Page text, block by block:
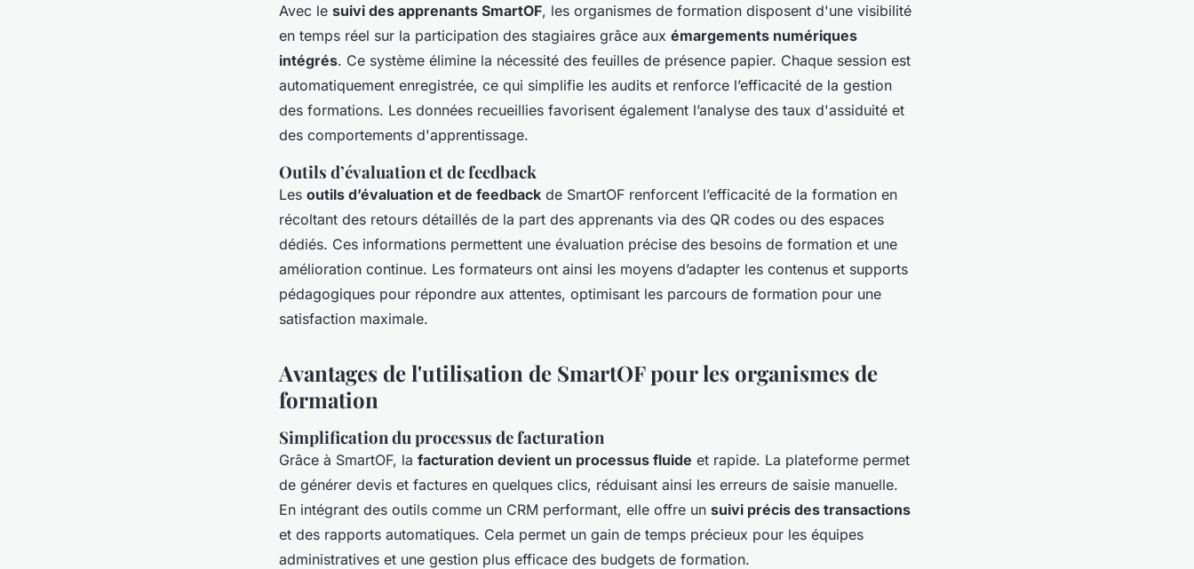
Avec le suivi des apprenants SmartOF, les organismes de formation disposent d'une visibilité
en temps réel sur la participation des stagiaires grâce aux émargements numériques
intégrés. Ce système élimine la nécessité des feuilles de présence papier. Chaque session est
automatiquement enregistrée, ce qui simplifie les audits et renforce l’efficacité de la gestion
des formations. Les données recueillies favorisent également l’analyse des taux d'assiduité et
des comportements d'apprentissage.
Outils d’évaluation et de feedback
Les outils d’évaluation et de feedback de SmartOF renforcent l’efficacité de la formation en
récoltant des retours détaillés de la part des apprenants via des QR codes ou des espaces
dédiés. Ces informations permettent une évaluation précise des besoins de formation et une
amélioration continue. Les formateurs ont ainsi les moyens d’adapter les contenus et supports
pédagogiques pour répondre aux attentes, optimisant les parcours de formation pour une
satisfaction maximale.
Avantages de l'utilisation de SmartOF pour les organismes de
formation
Simplification du processus de facturation
Grâce à SmartOF, la facturation devient un processus fluide et rapide. La plateforme permet
de générer devis et factures en quelques clics, réduisant ainsi les erreurs de saisie manuelle.
En intégrant des outils comme un CRM performant, elle offre un suivi précis des transactions
et des rapports automatiques. Cela permet un gain de temps précieux pour les équipes
administratives et une gestion plus efficace des budgets de formation.